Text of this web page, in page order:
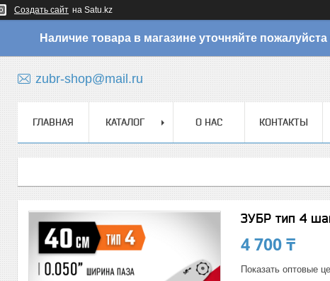
Создать сайт на Satu.kz
Наличие товара в магазине уточняйте
zubr-shop@mail.ru
ГЛАВНАЯ КАТАЛОГ О НАС КОНТАКТЫ
ЗУБР тип 4
4 700 ₸
Показать оптовые